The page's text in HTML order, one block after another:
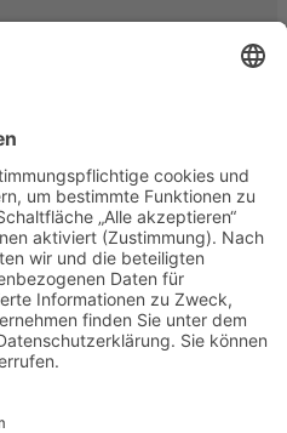
Profil
Gesellschaft für
Analyse
Methoden